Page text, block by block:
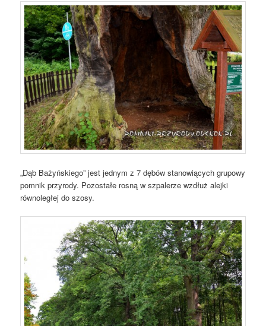
„Dąb Bażyńskiego” jest jednym z 7 dębów stanowiących grupowy
pomnik przyrody. Pozostałe rosną w szpalerze wzdłuż alejki
równoległej do szosy.